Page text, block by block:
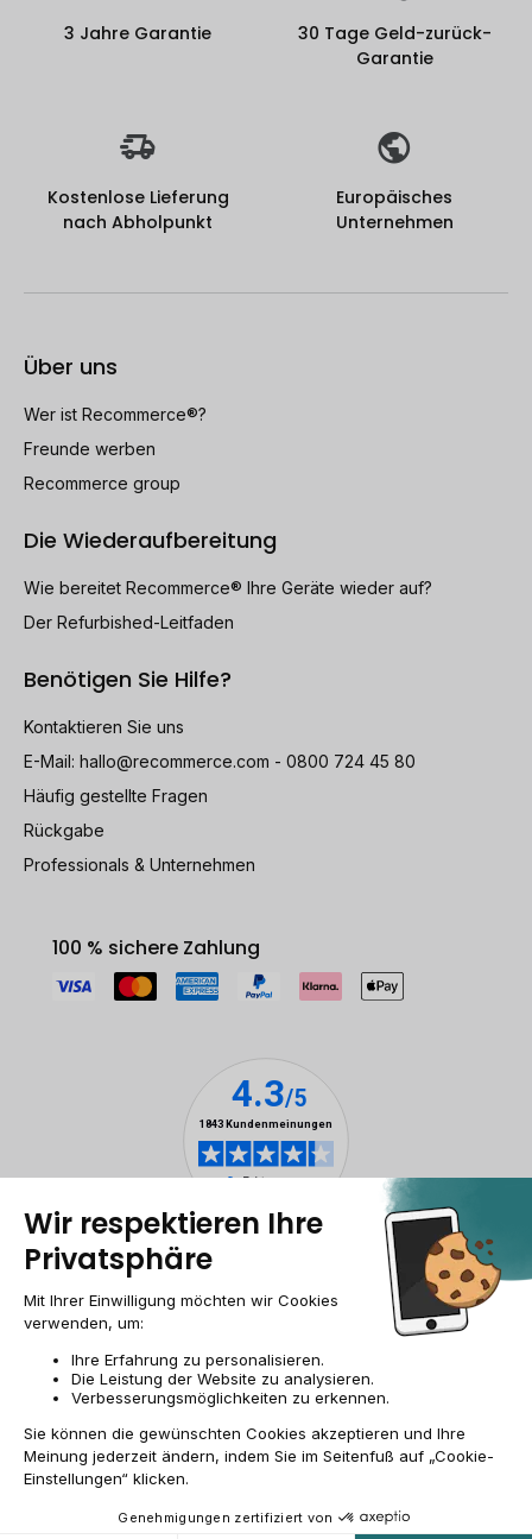
3 Jahre Garantie
30 Tage Geld-zurück-
Garantie
Kostenlose Lieferung
nach Abholpunkt
Europäisches
Unternehmen
Über uns
Wer ist Recommerce®?
Freunde werben
Recommerce group
Die Wiederaufbereitung
Wie bereitet Recommerce® Ihre Geräte wieder auf?
Der Refurbished-Leitfaden
Benötigen Sie Hilfe?
Kontaktieren Sie uns
E-Mail: hallo@recommerce.com - 0800 724 45 80
Häufig gestellte Fragen
Rückgabe
Professionals & Unternehmen
100 % sichere Zahlung
Impressum & ANB Allgemeine GeschäftsbedingungenCookies
Personenbezogener datenBarrierefreiheit
© 2009-2026 RECOMMERCE - Alle Rechte vorbehalten.